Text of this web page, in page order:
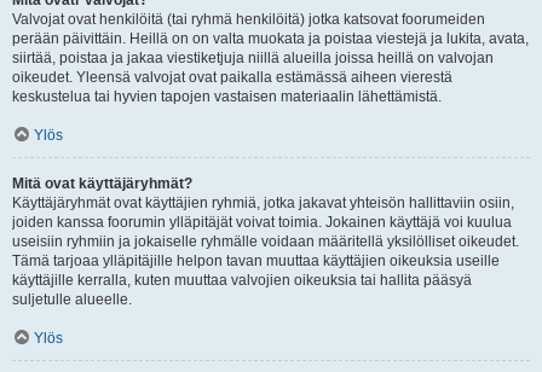
Valvojat ovat henkilöitä (tai ryhmä henkilöitä) jotka katsovat foorumeiden
perään päivittäin. Heillä on on valta muokata ja poistaa viestejä ja lukita, avata,
siirtää, poistaa ja jakaa viestiketjuja niillä alueilla joissa heillä on valvojan
oikeudet. Yleensä valvojat ovat paikalla estämässä aiheen vierestä
keskustelua tai hyvien tapojen vastaisen materiaalin lähettämistä.
Ylös
Mitä ovat käyttäjäryhmät?
Käyttäjäryhmät ovat käyttäjien ryhmiä, jotka jakavat yhteisön hallittaviin osiin,
joiden kanssa foorumin ylläpitäjät voivat toimia. Jokainen käyttäjä voi kuulua
useisiin ryhmiin ja jokaiselle ryhmälle voidaan määritellä yksilölliset oikeudet.
Tämä tarjoaa ylläpitäjille helpon tavan muuttaa käyttäjien oikeuksia useille
käyttäjille kerralla, kuten muuttaa valvojien oikeuksia tai hallita pääsyä
suljetulle alueelle.
Ylös